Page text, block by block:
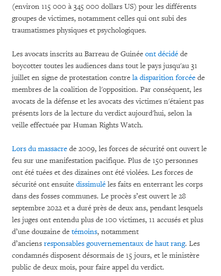
(environ 115 000 à 345 000 dollars US) pour les différents
groupes de victimes, notamment celles qui ont subi des
traumatismes physiques et psychologiques.
Les avocats inscrits au Barreau de Guinée ont décidé de
boycotter toutes les audiences dans tout le pays jusqu'au 31
juillet en signe de protestation contre la disparition forcée de
membres de la coalition de l'opposition. Par conséquent, les
avocats de la défense et les avocats des victimes n'étaient pas
présents lors de la lecture du verdict aujourd'hui, selon la
veille effectuée par Human Rights Watch.
Lors du massacre de 2009, les forces de sécurité ont ouvert le
feu sur une manifestation pacifique. Plus de 150 personnes
ont été tuées et des dizaines ont été violées. Les forces de
sécurité ont ensuite dissimulé les faits en enterrant les corps
dans des fosses communes. Le procès s’est ouvert le 28
septembre 2022 et a duré près de deux ans, pendant lesquels
les juges ont entendu plus de 100 victimes, 11 accusés et plus
d’une douzaine de témoins, notamment
d’anciens responsables gouvernementaux de haut rang. Les
condamnés disposent désormais de 15 jours, et le ministère
public de deux mois, pour faire appel du verdict.